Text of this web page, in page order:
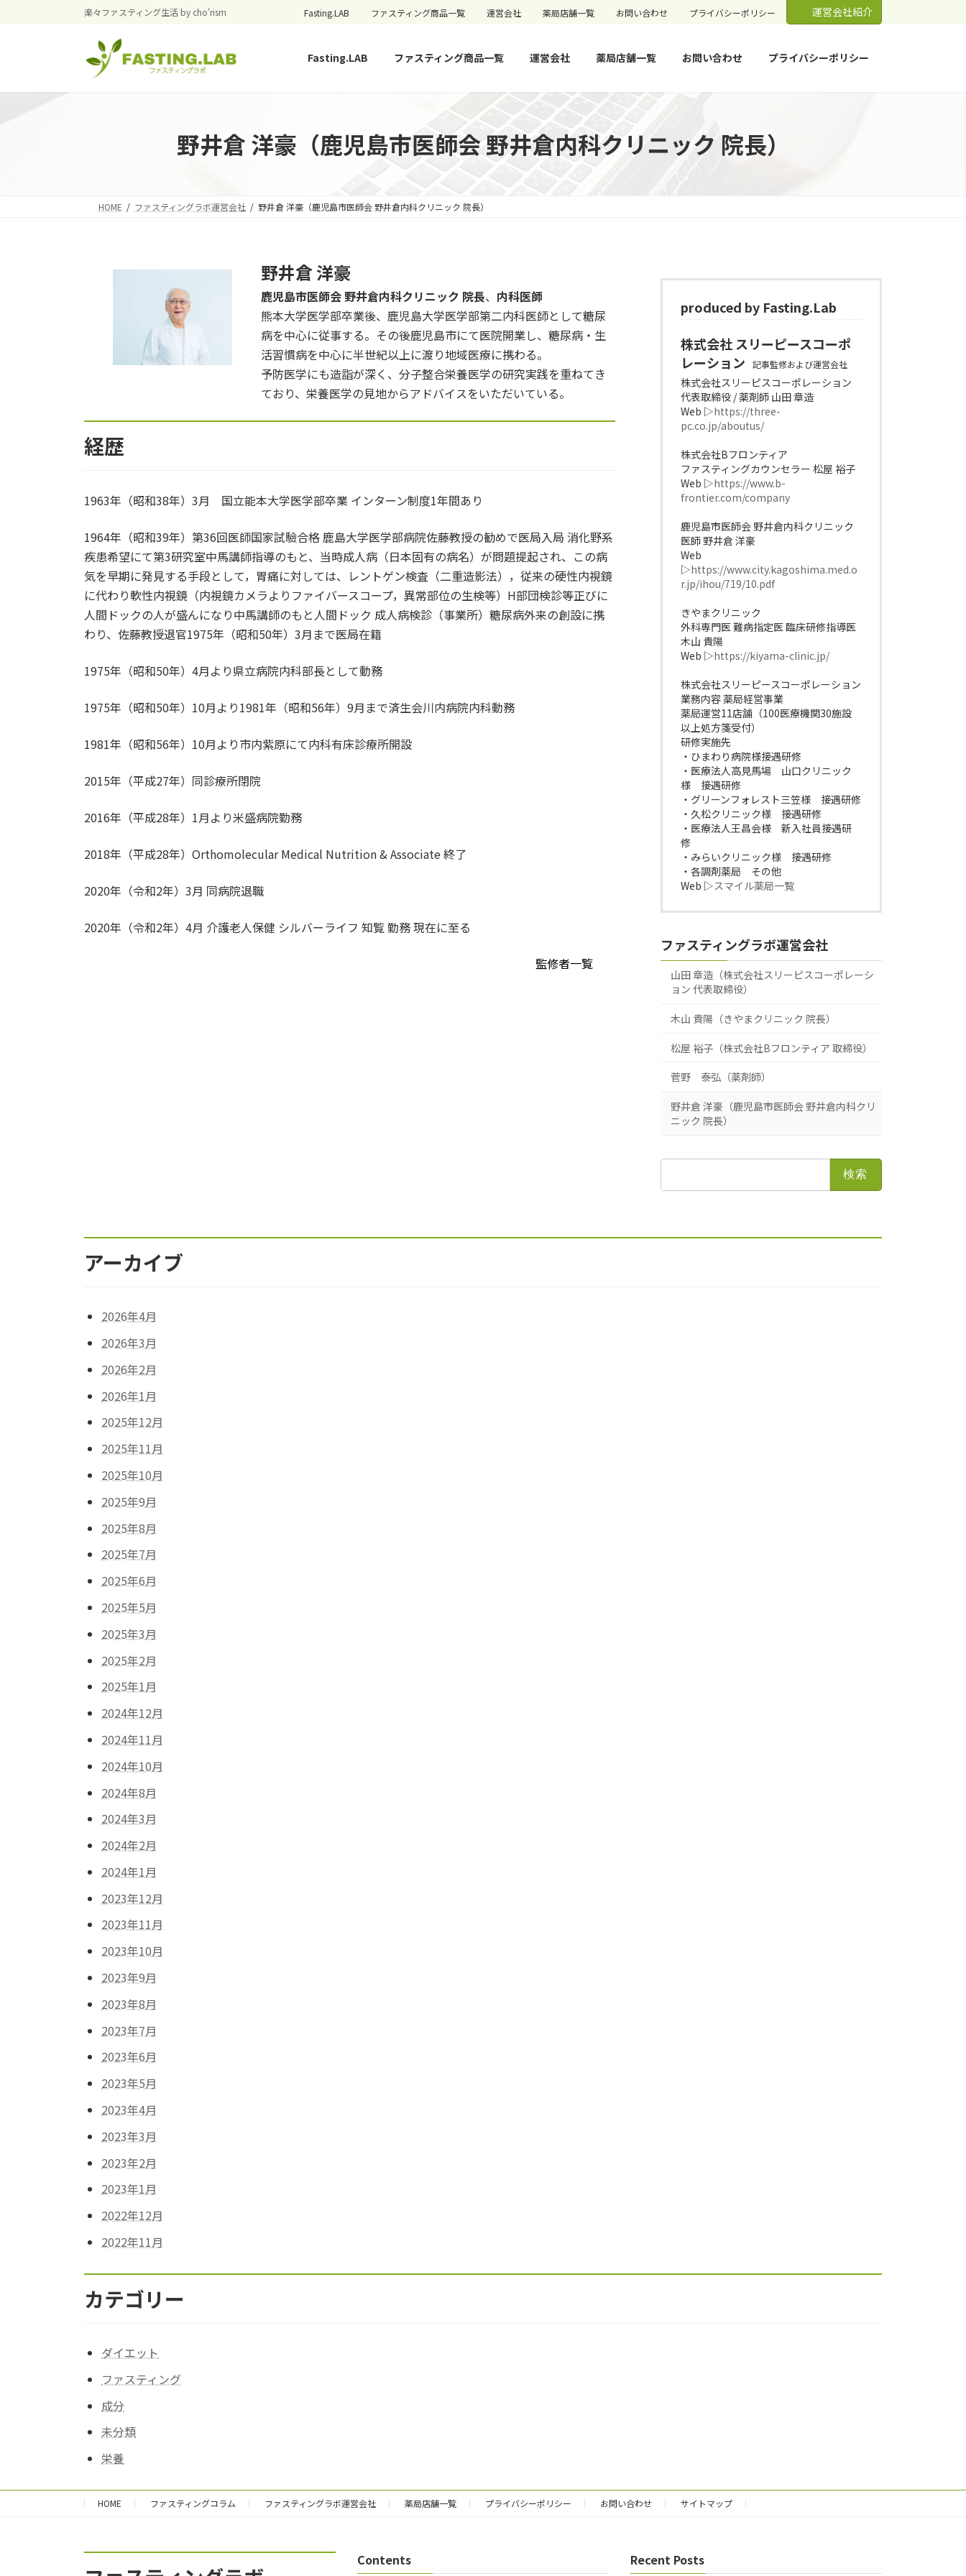
へ
ョ
楽々ファスティング生活 by cho'rism Fasting.LAB ファスティング商品一覧 運営会社 薬局店舗一覧 お問い合わせ プライバシーポリシー 運営会社紹介
Fasting.LAB ファスティング商品一覧 運営会社 薬局店舗一覧 お問い合わせ プライバシーポリシー
野井倉 洋豪（鹿児島市医師会 野井倉内科クリニック 院長）
HOME ファスティングラボ運営会社 野井倉 洋豪（鹿児島市医師会 野井倉内科クリニック 院長）
野井倉 洋豪
鹿児島市医師会 野井倉内科クリニック 院長、 内科医師
熊本大学医学部卒業後、鹿児島大学医学部第二内科医師として糖尿
病を中心に従事する。その後鹿児島市にて医院開業し、糖尿病・生
活習慣病を中心に半世紀以上に渡り地域医療に携わる。
予防医学にも造詣が深く、分子整合栄養医学の研究実践を重ねてき
ており、栄養医学の見地からアドバイスをいただいている。
経歴
1963年（昭和38年）3月 国立能本大学医学部卒業 インターン制度1年間あり
1964年（昭和39年）第36回医師国家試驗合格 鹿島大学医学部病院佐藤教授の勧めで医局入局 消化野系
疾患希望にて第3研究室中馬講師指導のもと、当時成人病（日本固有の病名）が問題提起され、この病
気を早期に発見する手段として，胃痛に対しては、レントゲン検査（二重造影法），従来の硬性内視鏡
に代わり軟性内視鏡（内視鏡カメラよりファイバースコープ，異常部位の生検等）H部団検診等正びに
人間ドックの人が盛んになり中馬講師のもと人間ドック 成人病検診（事業所）糖尿病外来の創設に携
わり、佐藤教授退官1975年（昭和50年）3月まで医局在籍
1975年（昭和50年）4月より県立病院内科部長として動務
1975年（昭和50年）10月より1981年（昭和56年）9月まで済生会川内病院内科動務
1981年（昭和56年）10月より市内紫原にて内科有床診療所開設
2015年（平成27年）同診療所閉院
2016年（平成28年）1月より米盛病院勤務
2018年（平成28年）Orthomolecular Medical Nutrition & Associate 終了
2020年（令和2年）3月 同病院退職
2020年（令和2年）4月 介護老人保健 シルバーライフ 知覧 勤務 現在に至る
監修者一覧
produced by Fasting.Lab
株式会社 スリーピースコーポ
レーション
記事監修および運営会社
株式会社スリーピスコーポレーション
代表取締役 / 薬剤師 山田 章造
Web ▷https://three-
pc.co.jp/aboutus/
株式会社Bフロンティア
ファスティングカウンセラー 松屋 裕子
Web ▷https://www.b-
frontier.com/company
鹿児島市医師会 野井倉内科クリニック
医師 野井倉 洋豪
Web
▷https://www.city.kagoshima.med.o
r.jp/ihou/719/10.pdf
きやまクリニック
外科専門医 難病指定医 臨床研修指導医
木山 貴陽
Web ▷https://kiyama-clinic.jp/
株式会社スリーピースコーポレーション
業務内容 薬局経営事業
薬局運営11店舗（100医療機関30施設
以上処方箋受付）
研修実施先
・ひまわり病院様接遇研修
・医療法人高見馬場 山口クリニック
様 接遇研修
・グリーンフォレスト三笠様 接遇研修
・久松クリニック様 接遇研修
・医療法人王昌会様 新入社員接遇研
修
・みらいクリニック様 接遇研修
・各調剤薬局 その他
Web ▷スマイル薬局一覧
ファスティングラボ運営会社
山田 章造（株式会社スリーピスコーポレーシ
ョン 代表取締役）
木山 貴陽（きやまクリニック 院長）
松屋 裕子（株式会社Bフロンティア 取締役）
菅野 泰弘（薬剤師）
野井倉 洋豪（鹿児島市医師会 野井倉内科クリ
ニック 院長）
検
アーカイブ
2026年4月
2026年3月
2026年2月
2026年1月
2025年12月
2025年11月
2025年10月
2025年9月
2025年8月
2025年7月
2025年6月
2025年5月
2025年3月
2025年2月
2025年1月
2024年12月
2024年11月
2024年10月
2024年8月
2024年3月
2024年2月
2024年1月
2023年12月
2023年11月
2023年10月
2023年9月
2023年8月
2023年7月
2023年6月
2023年5月
2023年4月
2023年3月
2023年2月
2023年1月
2022年12月
2022年11月
カテゴリー
ダイエット
ファスティング
成分
未分類
栄養
HOME ファスティングコラム ファスティングラボ運営会社 薬局店舗一覧 プライバシーポリシー お問い合わせ サイトマップ
Contents Recent Posts